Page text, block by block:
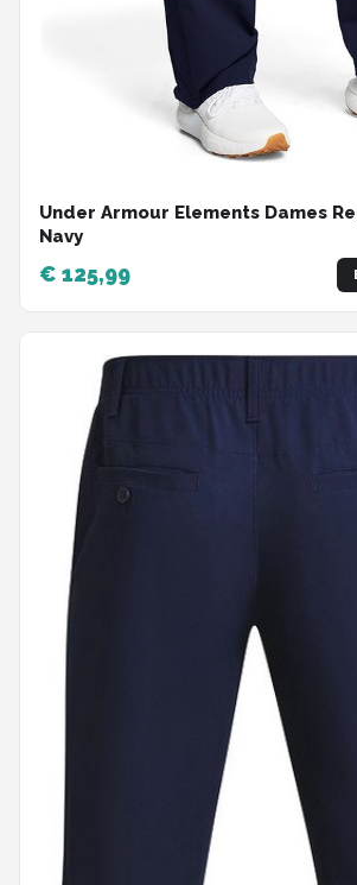
Under Armour Elements Dames
Navy
€ 125,99